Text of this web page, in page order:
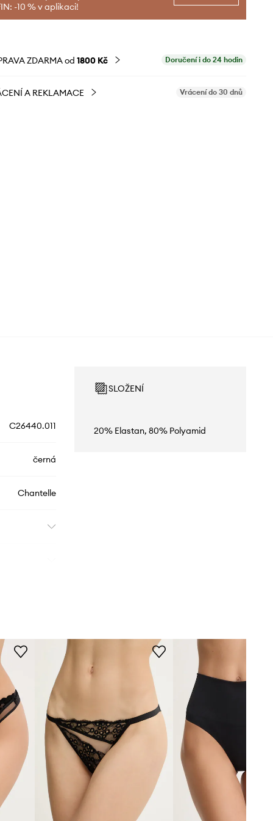
-10 % v aplikaci!
ZDARMA od 1800 Kč Doručení i do 24 hodin
A REKLAMACE Vrácení do 30 dnů
C26440.011
černá
Chantelle
SLOŽENÍ
20% Elastan, 80% Polyamid